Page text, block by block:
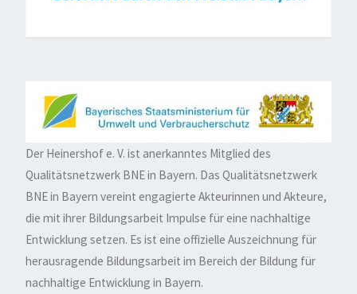
Der Heinershof e. V. ist anerkanntes Mitglied des
Qualitätsnetzwerk BNE in Bayern. Das Qualitätsnetzwerk
BNE in Bayern vereint engagierte Akteurinnen und Akteure,
die mit ihrer Bildungsarbeit Impulse für eine nachhaltige
Entwicklung setzen. Es ist eine offizielle Auszeichnung für
herausragende Bildungsarbeit im Bereich der Bildung für
nachhaltige Entwicklung in Bayern.